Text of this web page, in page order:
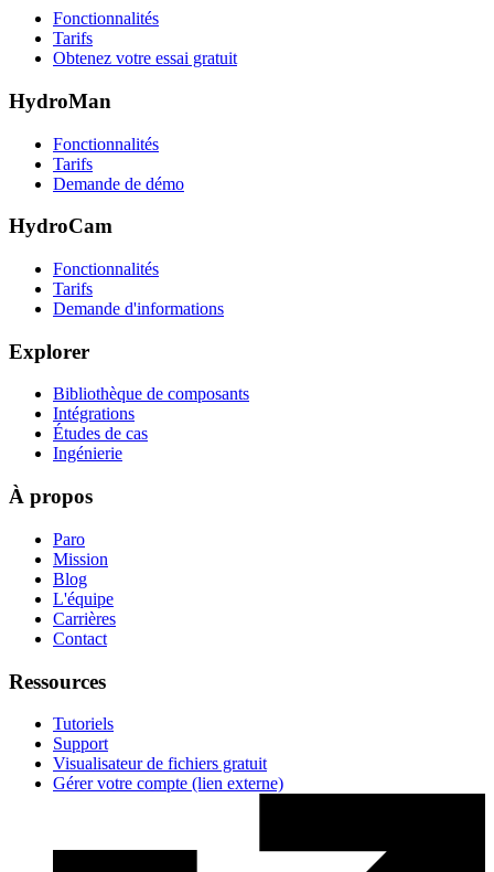
Fonctionnalités
Tarifs
Obtenez votre essai gratuit
HydroMan
Fonctionnalités
Tarifs
Demande de démo
HydroCam
Fonctionnalités
Tarifs
Demande d'informations
Explorer
Bibliothèque de composants
Intégrations
Études de cas
Ingénierie
À propos
Paro
Mission
Blog
L'équipe
Carrières
Contact
Ressources
Tutoriels
Support
Visualisateur de fichiers gratuit
Gérer votre compte (lien externe)